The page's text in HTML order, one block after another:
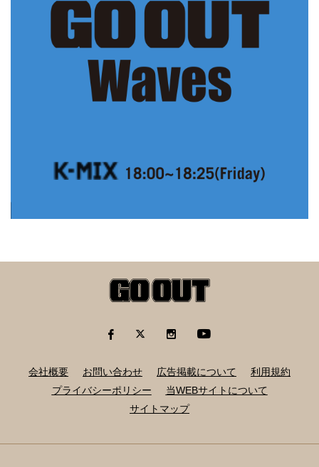
会社概要 お問い合わせ 広告掲載について
利用規約
プライバシーポリシー
当WEBサイトについて
サイトマップ